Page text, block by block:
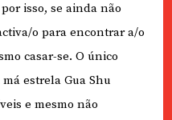
isso, se ainda não
o para encontrar a/o
casar-se. O único
estrela Gua Shu
e mesmo não